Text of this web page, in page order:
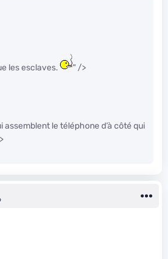
les esclaves. " />
assemblent le téléphone d’à côté qui